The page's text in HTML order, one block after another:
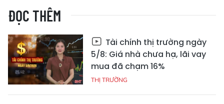
ĐỌC THÊM
Tài chính thị trường ngày
5/8: Giá nhà chưa hạ, lãi vay
mua đã chạm 16%
THỊ TRƯỜNG